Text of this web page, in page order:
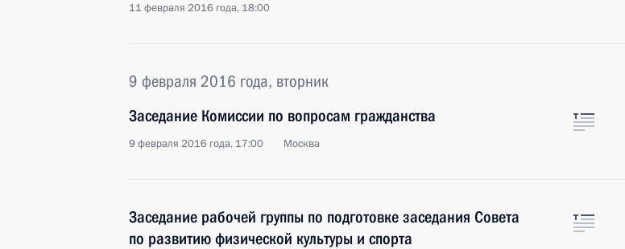
11 февраля 2016 года, 18:00
9 февраля 2016 года, вторник
Заседание Комиссии по вопросам гражданства
9 февраля 2016 года, 17:00 Москва
Заседание рабочей группы по подготовке заседания Совета
по развитию физической культуры и спорта